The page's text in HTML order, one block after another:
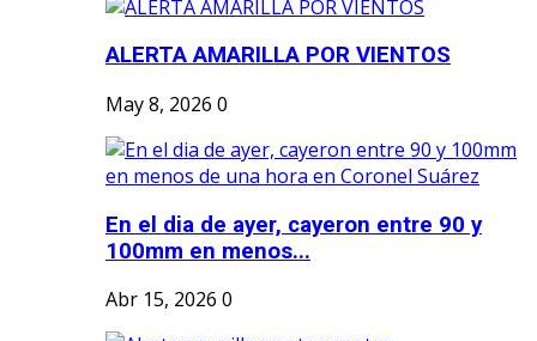
ALERTA AMARILLA POR VIENTOS
May 8, 2026 0
En el dia de ayer, cayeron entre 90 y
100mm en menos...
Abr 15, 2026 0